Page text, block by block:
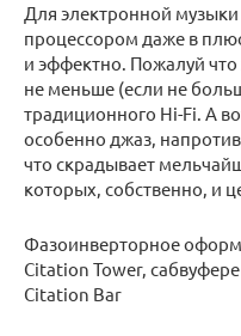
Для электронной
процессором даже в
и эффектно. Пожалуй
не меньше (если не
традиционного Hi-Fi. А
особенно джаз,
что скрадывает
которых, собственно, и
Фазоинверторное
Citation Tower,
Citation Bar